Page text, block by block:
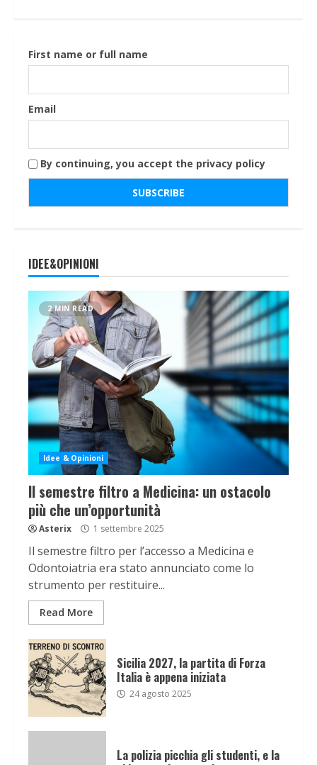
First name or full name
Email
By continuing, you accept the privacy policy
IDEE&OPINIONI
2 MIN READ
Idee & Opinioni
Il semestre filtro a Medicina: un ostacolo
più che un’opportunità
Asterix 1 settembre 2025
Il semestre filtro per l’accesso a Medicina e
Odontoiatria era stato annunciato come lo
strumento per restituire...
Read More
Sicilia 2027, la partita di Forza
Italia è appena iniziata
24 agosto 2025
La polizia picchia gli studenti, e la